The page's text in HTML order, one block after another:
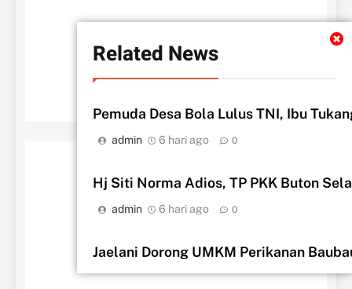
Related News
Pemuda Desa Bola Lulus TNI, Ibu
admin 6 hari ago 0
Hj Siti Norma Adios, TP PKK Buton
admin 6 hari ago 0
Jaelani Dorong UMKM Perikanan
admin 2 minggu ago 0
2026.. Free Theme ByBlazeThemes